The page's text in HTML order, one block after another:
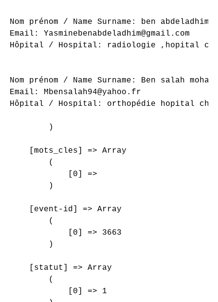
Nom prénom / Name Surname: ben
Email: Yasminebenabdeladhim@gmail.com
Hôpital / Hospital: radiologie ,hopital
Nom prénom / Name Surname: Ben salah
Email: Mbensalah94@yahoo.fr
Hôpital / Hospital: orthopédie hopital
        )
    [mots_cles] => Array
        (
            [0] =>
        )
    [event-id] => Array
        (
            [0] => 3663
        )
    [statut] => Array
        (
            [0] => 1